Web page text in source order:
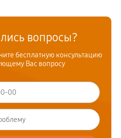
вопросы?
бесплатную консультацию
Вас вопросу